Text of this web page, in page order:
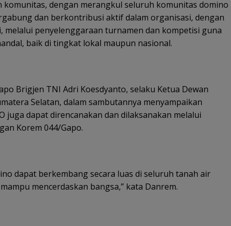
komunitas, dengan merangkul seluruh komunitas domino
dan berkontribusi aktif dalam organisasi, dengan
penyelenggaraan turnamen dan kompetisi guna
baik di tingkat lokal maupun nasional.
Brigjen TNI Adri Koesdyanto, selaku Ketua Dewan
Selatan, dalam sambutannya menyampaikan
juga dapat direncanakan dan dilaksanakan melalui
Korem 044/Gapo.
dapat berkembang secara luas di seluruh tanah air
mencerdaskan bangsa,” kata Danrem.